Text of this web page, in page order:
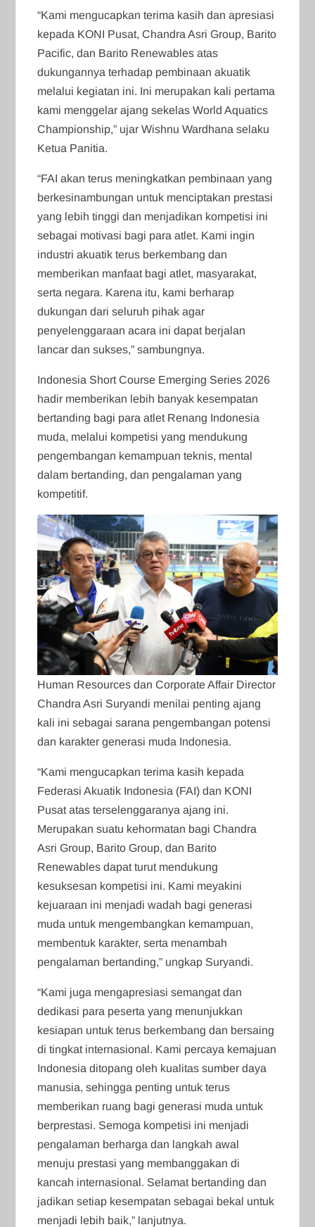
“Kami mengucapkan terima kasih dan apresiasi
kepada KONI Pusat, Chandra Asri Group, Barito
Pacific, dan Barito Renewables atas
dukungannya terhadap pembinaan akuatik
melalui kegiatan ini. Ini merupakan kali pertama
kami menggelar ajang sekelas World Aquatics
Championship,” ujar Wishnu Wardhana selaku
Ketua Panitia.
“FAI akan terus meningkatkan pembinaan yang
berkesinambungan untuk menciptakan prestasi
yang lebih tinggi dan menjadikan kompetisi ini
sebagai motivasi bagi para atlet. Kami ingin
industri akuatik terus berkembang dan
memberikan manfaat bagi atlet, masyarakat,
serta negara. Karena itu, kami berharap
dukungan dari seluruh pihak agar
penyelenggaraan acara ini dapat berjalan
lancar dan sukses,” sambungnya.
Indonesia Short Course Emerging Series 2026
hadir memberikan lebih banyak kesempatan
bertanding bagi para atlet Renang Indonesia
muda, melalui kompetisi yang mendukung
pengembangan kemampuan teknis, mental
dalam bertanding, dan pengalaman yang
kompetitif.
Human Resources dan Corporate Affair Director
Chandra Asri Suryandi menilai penting ajang
kali ini sebagai sarana pengembangan potensi
dan karakter generasi muda Indonesia.
“Kami mengucapkan terima kasih kepada
Federasi Akuatik Indonesia (FAI) dan KONI
Pusat atas terselenggaranya ajang ini.
Merupakan suatu kehormatan bagi Chandra
Asri Group, Barito Group, dan Barito
Renewables dapat turut mendukung
kesuksesan kompetisi ini. Kami meyakini
kejuaraan ini menjadi wadah bagi generasi
muda untuk mengembangkan kemampuan,
membentuk karakter, serta menambah
pengalaman bertanding,” ungkap Suryandi.
“Kami juga mengapresiasi semangat dan
dedikasi para peserta yang menunjukkan
kesiapan untuk terus berkembang dan bersaing
di tingkat internasional. Kami percaya kemajuan
Indonesia ditopang oleh kualitas sumber daya
manusia, sehingga penting untuk terus
memberikan ruang bagi generasi muda untuk
berprestasi. Semoga kompetisi ini menjadi
pengalaman berharga dan langkah awal
menuju prestasi yang membanggakan di
kancah internasional. Selamat bertanding dan
jadikan setiap kesempatan sebagai bekal untuk
menjadi lebih baik,” lanjutnya.